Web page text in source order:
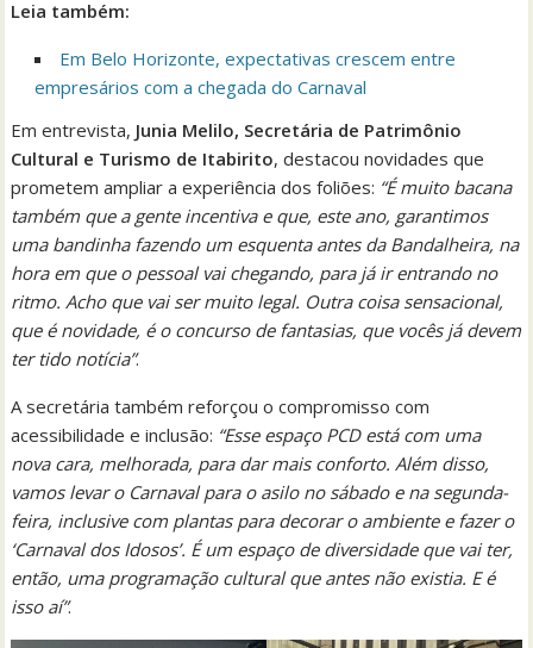
Leia também:
Em Belo Horizonte, expectativas crescem entre
empresários com a chegada do Carnaval
Em entrevista, Junia Melilo, Secretária de Patrimônio
Cultural e Turismo de Itabirito, destacou novidades que
prometem ampliar a experiência dos foliões: “É muito bacana
também que a gente incentiva e que, este ano, garantimos
uma bandinha fazendo um esquenta antes da Bandalheira, na
hora em que o pessoal vai chegando, para já ir entrando no
ritmo. Acho que vai ser muito legal. Outra coisa sensacional,
que é novidade, é o concurso de fantasias, que vocês já devem
ter tido notícia”.
A secretária também reforçou o compromisso com
acessibilidade e inclusão: “Esse espaço PCD está com uma
nova cara, melhorada, para dar mais conforto. Além disso,
vamos levar o Carnaval para o asilo no sábado e na segunda-
feira, inclusive com plantas para decorar o ambiente e fazer o
‘Carnaval dos Idosos’. É um espaço de diversidade que vai ter,
então, uma programação cultural que antes não existia. E é
isso aí”.